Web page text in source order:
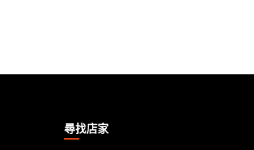
GATHERING尋找店家